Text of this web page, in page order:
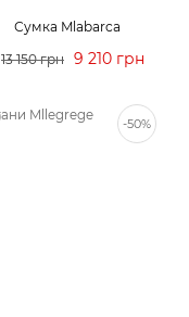
Сумка Mlabarca
13 150 грн 9 210 грн
-50%